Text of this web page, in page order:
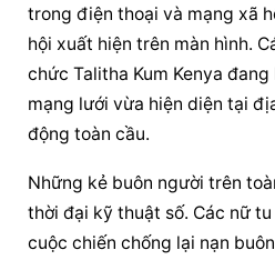
trong điện thoại và mạng xã
hội xuất hiện trên màn hình.
chức Talitha Kum Kenya
mạng lưới vừa hiện diện tại
động toàn cầu.
Những kẻ buôn người trên
thời đại kỹ thuật số. Các nữ
cuộc chiến chống lại nạn